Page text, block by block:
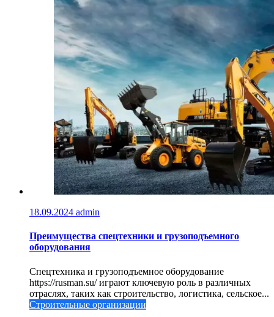
18.09.2024 admin
Преимущества спецтехники и грузоподъемного
оборудования
Спецтехника и грузоподъемное оборудование
https://rusman.su/ играют ключевую роль в различных
отраслях, таких как строительство, логистика, сельское...
Строительные организации